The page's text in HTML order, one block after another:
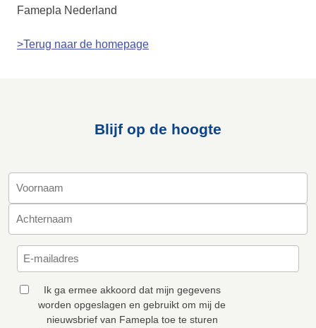
Famepla Nederland
>Terug naar de homepage
Blijf op de hoogte
Ik ga ermee akkoord dat mijn gegevens
worden opgeslagen en gebruikt om mij de
nieuwsbrief van Famepla toe te sturen